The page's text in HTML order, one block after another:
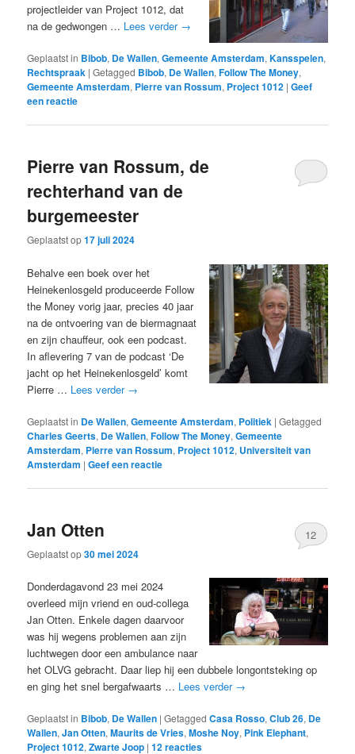
projectleider van Project 1012, dat
na de gedwongen … Lees verder →
Geplaatst in Bibob, De Wallen,Gemeente Amsterdam,Kansspelen,
Rechtspraak |Getagged Bibob, De Wallen,Follow The Money,
Gemeente Amsterdam, Pierre van Rossum, Project 1012 |Geef
een reactie
Pierre van Rossum, de
rechterhand van de
burgemeester
Geplaatst op17 juli 2024
Behalve een boek over het
Heinekenlosgeld produceerde Follow
the Money vorig jaar, precies 40 jaar
na de ontvoering van de biermagnaat
en zijn chauffeur, ook een podcast.
In aflevering 7 van de podcast ‘De
jacht op het Heinekenlosgeld’ komt
Pierre … Lees verder →
Geplaatst in De Wallen,Gemeente Amsterdam, Politiek |Getagged
Charles Geerts, De Wallen,Follow The Money,Gemeente
Amsterdam, Pierre van Rossum, Project 1012, Universiteit van
Amsterdam |Geef een reactie
Jan Otten
Geplaatst op30 mei 2024
12
Donderdagavond 23 mei 2024
overleed mijn vriend en oud-collega
Jan Otten. Enkele dagen daarvoor
was hij wegens problemen aan zijn
luchtwegen door een ambulance naar
het OLVG gebracht. Daar liep hij een dubbele longontsteking op
en ging het snel bergafwaarts … Lees verder →
Geplaatst in Bibob, De Wallen |Getagged Casa Rosso,Club 26, De
Wallen,Jan Otten,Maurits de Vries,Moshe Noy, Pink Elephant,
Project 1012,Zwarte Joop |12reacties